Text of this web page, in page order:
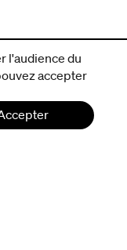
l'audience du
accepter